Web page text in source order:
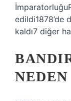
edildi1878’de
kaldı7 diğer